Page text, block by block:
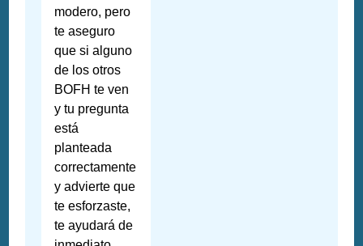
modero, pero
te aseguro
que si alguno
de los otros
BOFH te ven
y tu pregunta
está
planteada
correctamente
y advierte que
te esforzaste,
te ayudará de